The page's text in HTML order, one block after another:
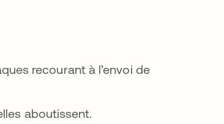
recourant à l’envoi de
aboutissent.